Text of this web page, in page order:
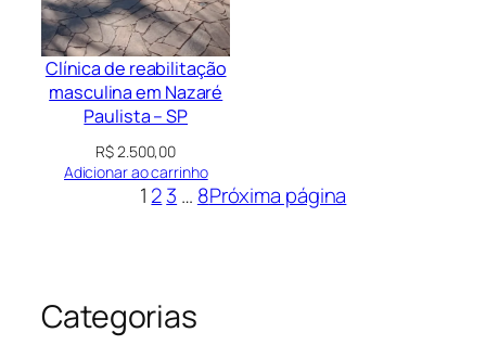
Clínica de reabilitação
masculina em Nazaré
Paulista – SP
R$2.500,00
Adicionar ao carrinho
1 23 … 8Próxima página
Categorias